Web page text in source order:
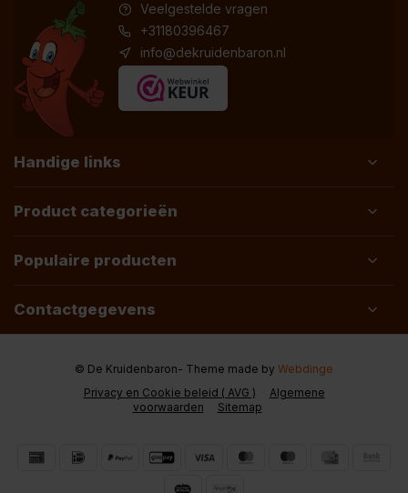
Veelgestelde vragen
+31180396467
info@dekruidenbaron.nl
Handige links
Product categorieën
Populaire producten
Contactgegevens
Privacy en Cookie beleid ( AVG )
Algemene
voorwaarden
Sitemap
© De Kruidenbaron- Theme made by Webdinge